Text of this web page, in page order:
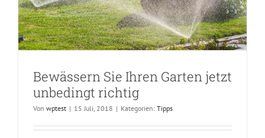
Bewässern Sie Ihren Garten jetzt
unbedingt richtig
Von wptest | 15 Juli, 2018 | Kategorien: Tipps